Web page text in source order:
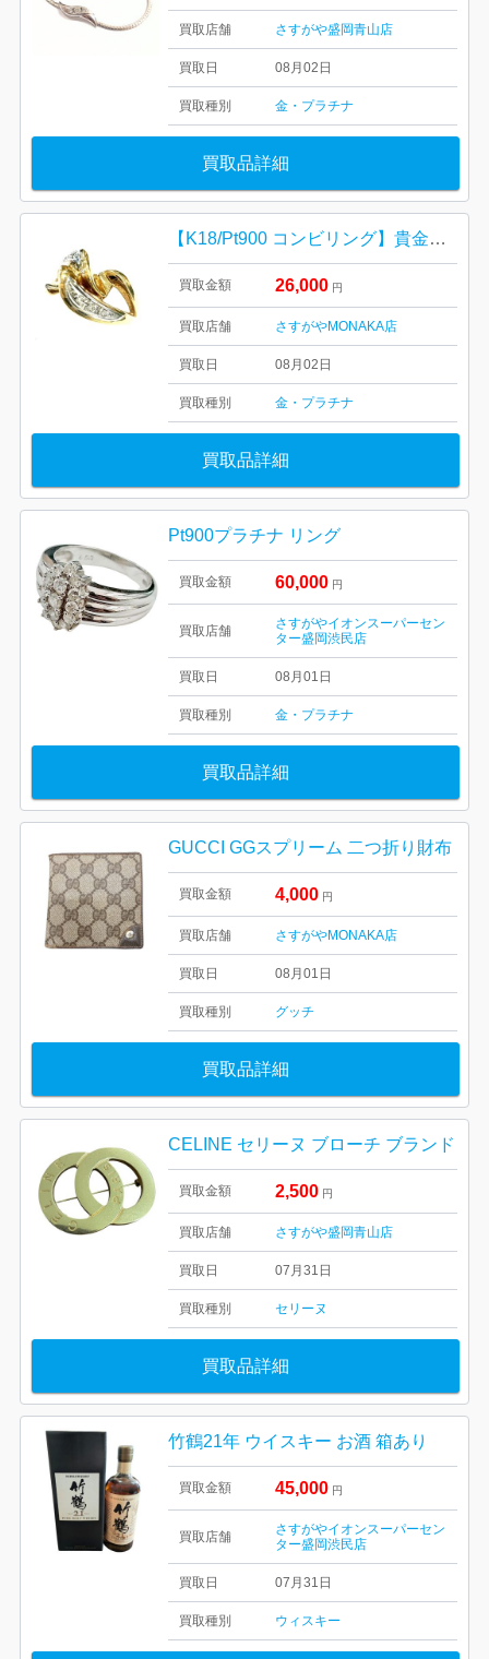
買取店舗 さすがや盛岡青山店
買取日 08月02日
買取種別 金・プラチナ
買取品詳細
【K18/Pt900 コンビリング】貴金属・アクセサリー・指輪
買取金額 26,000 円
買取店舗 さすがやMONAKA店
買取日 08月02日
買取種別 金・プラチナ
買取品詳細
Pt900プラチナ リング
買取金額 60,000 円
買取店舗
さすがやイオンスーパーセン
ター盛岡渋民店
買取日 08月01日
買取種別 金・プラチナ
買取品詳細
GUCCI GGスプリーム 二つ折り財布
買取金額 4,000 円
買取店舗 さすがやMONAKA店
買取日 08月01日
買取種別 グッチ
買取品詳細
CELINE セリーヌ ブローチ ブランド
買取金額 2,500 円
買取店舗 さすがや盛岡青山店
買取日 07月31日
買取種別 セリーヌ
買取品詳細
竹鶴21年 ウイスキー お酒 箱あり
買取金額 45,000 円
買取店舗
さすがやイオンスーパーセン
ター盛岡渋民店
買取日 07月31日
買取種別 ウィスキー